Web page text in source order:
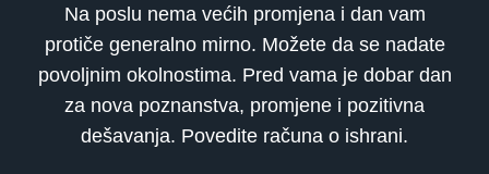
Na poslu nema većih promjena i dan vam
protiče generalno mirno. Možete da se nadate
povoljnim okolnostima. Pred vama je dobar dan
za nova poznanstva, promjene i pozitivna
dešavanja. Povedite računa o ishrani.